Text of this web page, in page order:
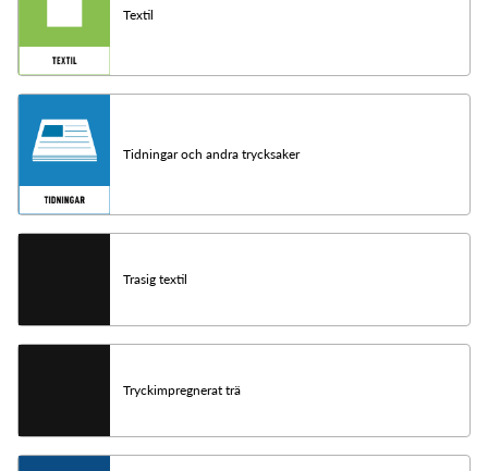
Textil
Tidningar och andra trycksaker
Trasig textil
Tryckimpregnerat trä